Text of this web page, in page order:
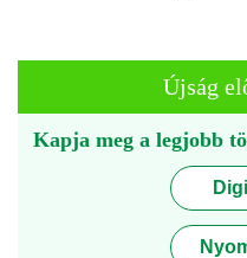
Újság
Kapja meg a legjobb